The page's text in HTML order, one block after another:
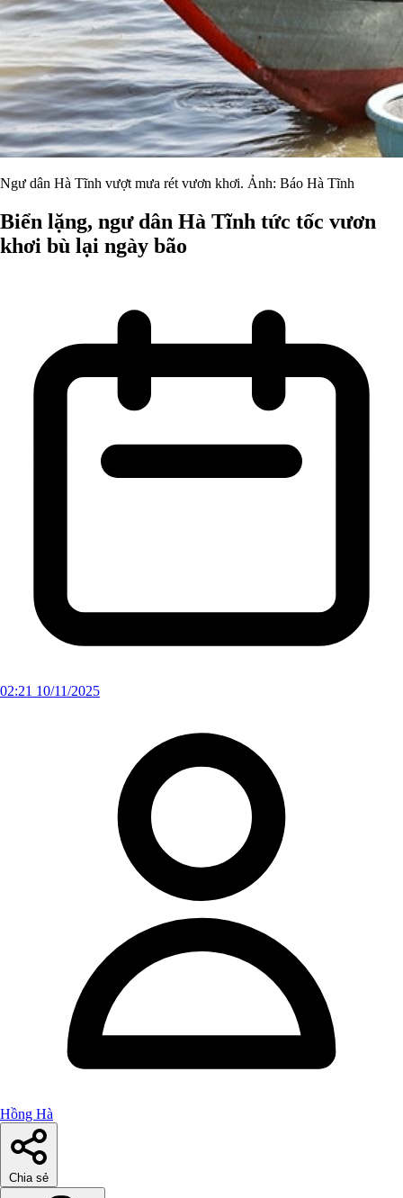
Ngư dân Hà Tĩnh vượt mưa rét vươn khơi. Ảnh: Báo Hà Tĩnh
Biển lặng, ngư dân Hà Tĩnh tức tốc vươn
khơi bù lại ngày bão
02:21 10/11/2025
Hồng Hà
Chia sẻ